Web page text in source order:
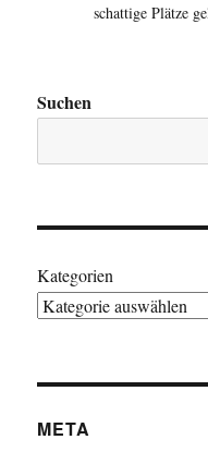
schattige Plätze
Suchen
Kategorien
META